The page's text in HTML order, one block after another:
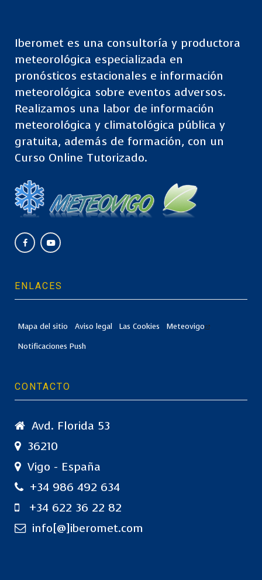
Iberomet es una consultoría y productora
meteorológica especializada en
pronósticos estacionales e información
meteorológica sobre eventos adversos.
Realizamos una labor de información
meteorológica y climatológica pública y
gratuita, además de formación, con un
Curso Online Tutorizado.
ENLACES
Mapa del sitio Aviso legal Las Cookies
Meteovigo
Notificaciones Push
CONTACTO
Avd. Florida 53
36210
Vigo - España
+34 986 492 634
+34 622 36 22 82
info[@]iberomet.com